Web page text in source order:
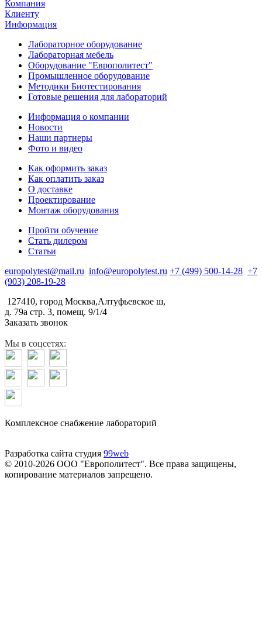
Компания
Клиенту
Информация
Лабораторное оборудование
Лабораторная мебель
Оборудование "Европолитест"
Промышленное оборудование
Методики Биотестирования
Готовые решения для лабораторий
Информация о компании
Новости
Наши партнеры
Фото и видео
Как оформить заказ
Как оплатить заказ
О доставке
Проектирование
Монтаж оборудования
Пройти обучение
Стать дилером
Статьи
europolytest@mail.ru info@europolytest.ru +7 (499) 500-14-28 +7
(903) 208-19-28
127410, город Москва,Алтуфьевское ш,
д. 79а стр. 3, помещ. 9/1/4
Заказать звонок
Мы в соцсетях:
Комплексное снабжение лабораторий
Разработка сайта студия 99web
© 2010-2026 ООО "Европолитест". Все права защищены,
копирование материалов запрещено.